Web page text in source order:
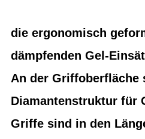
die ergonomisch
dämpfenden Gel-
An der Griffoberfläche
Diamantenstruktur für
Griffe sind in den